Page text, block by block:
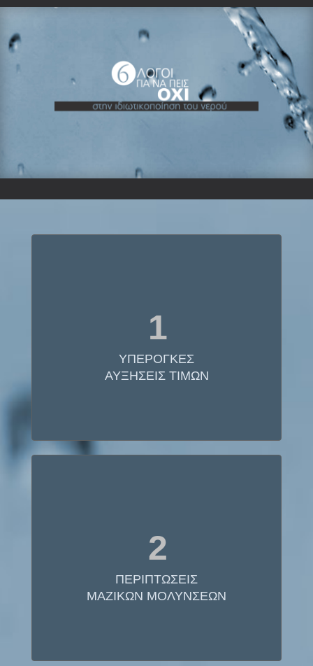
1
ΥΠΕΡΟΓΚΕΣ
ΑΥΞΗΣΕΙΣ ΤΙΜΩΝ
ΑΥΞΗΣΕΙΣ ΤΙΜΩΝ
ιδιωτικοποιήθηκε το 2000. Μέχρι σήμερα η τιμή
του νερού έχει 12πλασιαστεί.
2
ΠΕΡΙΠΤΩΣΕΙΣ
ΜΑΖΙΚΩΝ ΜΟΛΥΝΣΕΩΝ
ΜΑΖΙΚΩΝ ΜΟΛΥΝΣΕΩΝ
υπήρξαν εκτεταμένες μολύνσεις.